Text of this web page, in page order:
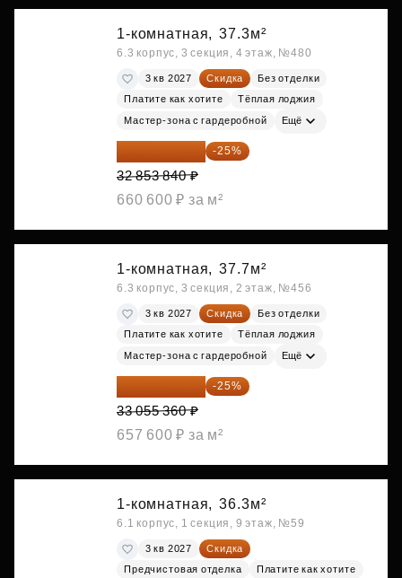
1-комнатная, 37.3м²
6.3 корпус, 3 секция, 4 этаж, №480
3 кв 2027 Скидка
Без отделки
Платите как хотите
Тёплая лоджия
Мастер-зона с гардеробной Ещё
24 640 380 ₽ -25%
32 853 840 ₽
660 600 ₽ за м²
1-комнатная, 37.7м²
6.3 корпус, 3 секция, 2 этаж, №456
3 кв 2027 Скидка
Без отделки
Платите как хотите
Тёплая лоджия
Мастер-зона с гардеробной Ещё
24 791 520 ₽ -25%
33 055 360 ₽
657 600 ₽ за м²
1-комнатная, 36.3м²
6.1 корпус, 1 секция, 9 этаж, №59
3 кв 2027
Скидка
Предчистовая отделка
Платите как хотите